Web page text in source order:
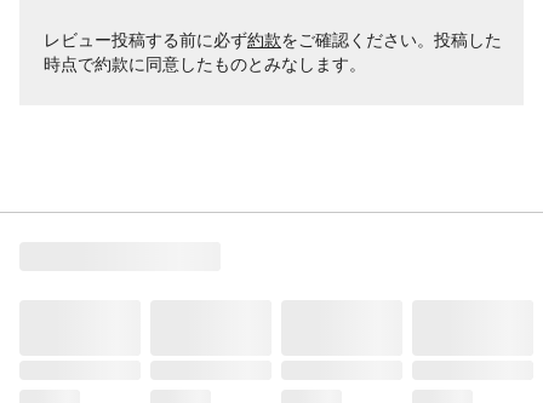
レビュー投稿する前に必ず約款をご確認ください。投稿した
時点で約款に同意したものとみなします。